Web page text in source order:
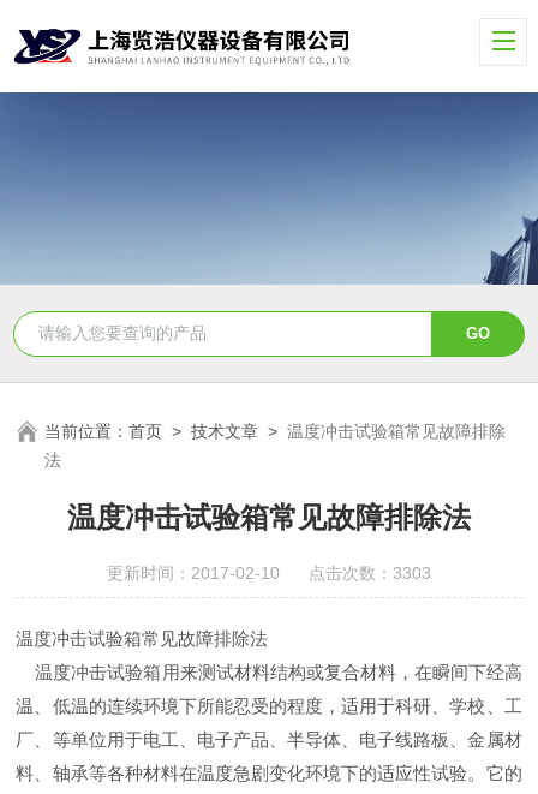
当前位置：首页 >技术文章 >温度冲击试验箱常见故障排除
法
温度冲击试验箱常见故障排除法
更新时间：2017-02-10 点击次数：3303
温度冲击试验箱常见故障排除法
温度冲击试验箱 用来测试材料结构或复合材料，在瞬间下经高
温、低温的连续环境下所能忍受的程度，适用于科研、学校、工
厂、等单位用于电工、电子产品、半导体、电子线路板、金属材
料、轴承等各种材料在温度急剧变化环境下的适应性试验。它的